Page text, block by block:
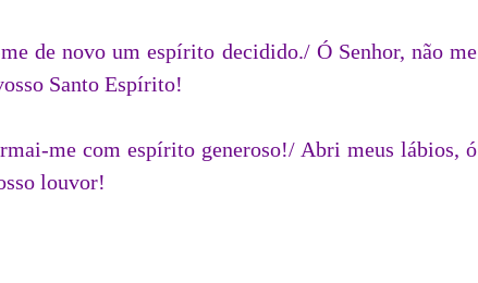
de novo um espírito decidido./ Ó Senhor, não me
Santo Espírito!
me com espírito generoso!/ Abri meus lábios, ó
louvor!